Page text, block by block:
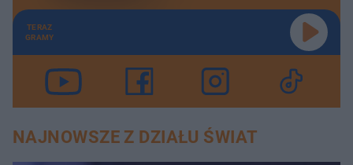
TERAZ
GRAMY
NAJNOWSZE Z DZIAŁU ŚWIAT